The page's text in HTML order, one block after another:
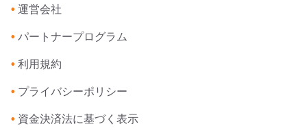
• 運営会社
• パートナープログラム
• 利用規約
• プライバシーポリシー
• 資金決済法に基づく表示